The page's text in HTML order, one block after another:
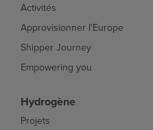
Activités
Approvisionner l'Europe
Shipper Journey
Empowering you
Hydrogène
Projets